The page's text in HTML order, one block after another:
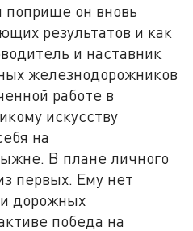
поприще он вновь
результатов и как
и наставник
железнодорожников
работе в
искусству
на
В плане личного
первых. Ему нет
дорожных
победа на